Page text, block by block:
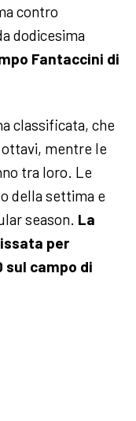
contro
dodicesima
Fantaccini di
classificata, che
mentre le
tra loro. Le
della settima e
season. La
per
sul campo di